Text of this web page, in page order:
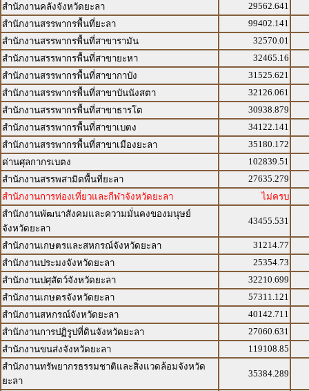
สำนักงานคลังจังหวัดยะลา
29562.641
สำนักงานสรรพากรพื้นที่ยะลา
99402.141
สำนักงานสรรพากรพื้นที่สาขารามัน
32570.01
สำนักงานสรรพากรพื้นที่สาขายะหา
32465.16
สำนักงานสรรพากรพื้นที่สาขากาบัง
31525.621
สำนักงานสรรพากรพื้นที่สาขาบันนังสตา
32126.061
สำนักงานสรรพากรพื้นที่สาขาธารโต
30938.879
สำนักงานสรรพากรพื้นที่สาขาเบตง
34122.141
สำนักงานสรรพากรพื้นที่สาขาเมืองยะลา
35180.172
ด่านศุลกากรเบตง
102839.51
สำนักงานสรรพสามิตพื้นที่ยะลา
27635.279
สำนักงานการท่องเที่ยวและกีฬาจังหวัดยะลา
ไม่ครบ
สำนักงานพัฒนาสังคมและความมั่นคงของมนุษย์
จังหวัดยะลา
43455.531
สำนักงานเกษตรและสหกรณ์จังหวัดยะลา
31214.77
สำนักงานประมงจังหวัดยะลา
25354.73
สำนักงานปศุสัตว์จังหวัดยะลา
32210.699
สำนักงานเกษตรจังหวัดยะลา
57311.121
สำนักงานสหกรณ์จังหวัดยะลา
40142.711
สำนักงานการปฏิรูปที่ดินจังหวัดยะลา
27060.631
สำนักงานขนส่งจังหวัดยะลา
119108.85
สำนักงานทรัพยากรธรรมชาติและสิ่งแวดล้อมจังหวัด
ยะลา
35384.289